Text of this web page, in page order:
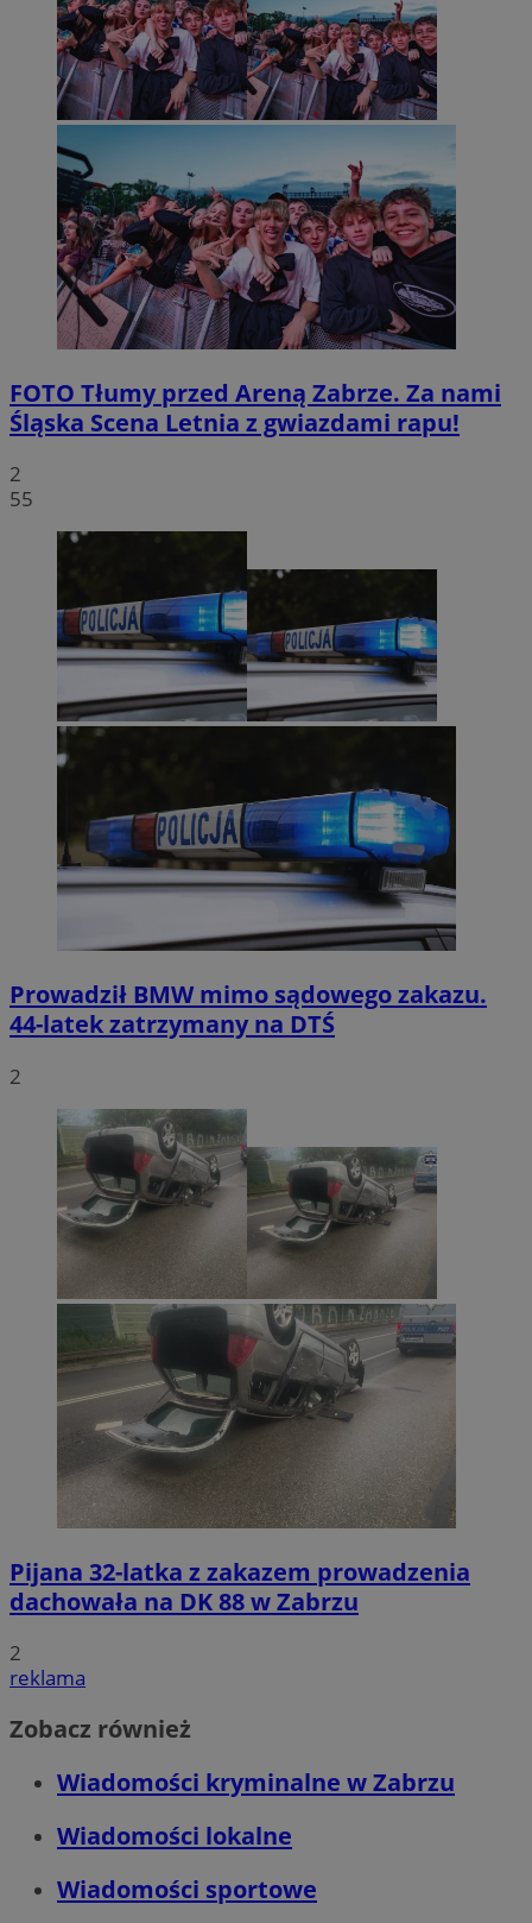
FOTO Tłumy przed Areną Zabrze. Za nami
Śląska Scena Letnia z gwiazdami rapu!
2
55
Prowadził BMW mimo sądowego zakazu.
44-latek zatrzymany na DTŚ
2
Pijana 32-latka z zakazem prowadzenia
dachowała na DK 88 w Zabrzu
2
reklama
Zobacz również
Wiadomości kryminalne w Zabrzu
Wiadomości lokalne
Wiadomości sportowe